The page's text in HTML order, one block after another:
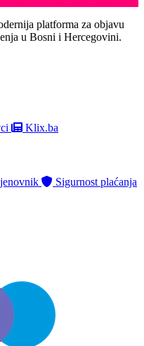
platforma za objavu
u Bosni i Hercegovini.
Klix.ba
Sigurnost plaćanja